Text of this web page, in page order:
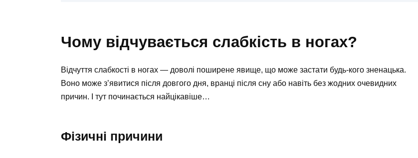
Чому відчувається слабкість в ногах?
Відчуття слабкості в ногах — доволі поширене явище, що може застати будь-кого зненацька.
Воно може з’явитися після довгого дня, вранці після сну або навіть без жодних очевидних
причин. І тут починається найцікавіше…
Фізичні причини